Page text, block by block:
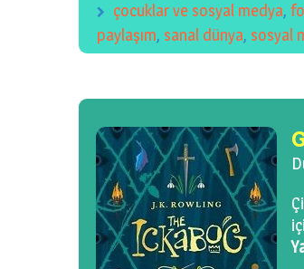
çocuklar ve sosyal medya,
paylaşım, sanal dünya, sosyal